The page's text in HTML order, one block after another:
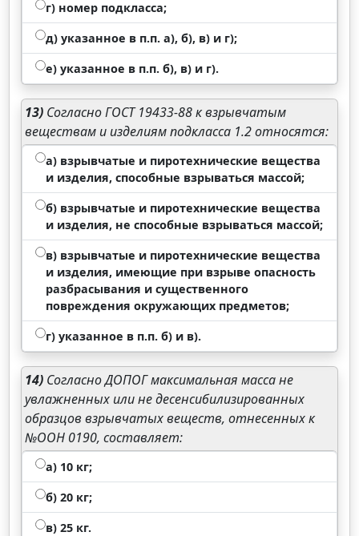
г) номер подкласса;
д) указанное в п.п. а), б), в) и г);
е) указанное в п.п. б), в) и г).
13) Согласно ГОСТ 19433-88 к взрывчатым
веществам и изделиям подкласса 1.2 относятся:
а) взрывчатые и пиротехнические вещества
и изделия, способные взрываться массой;
б) взрывчатые и пиротехнические вещества
и изделия, не способные взрываться массой;
в) взрывчатые и пиротехнические вещества
и изделия, имеющие при взрыве опасность
разбрасывания и существенного
повреждения окружающих предметов;
г) указанное в п.п. б) и в).
14) Согласно ДОПОГ максимальная масса не
увлажненных или не десенсибилизированных
образцов взрывчатых веществ, отнесенных к
№ООН 0190, составляет:
а) 10 кг;
б) 20 кг;
в) 25 кг.